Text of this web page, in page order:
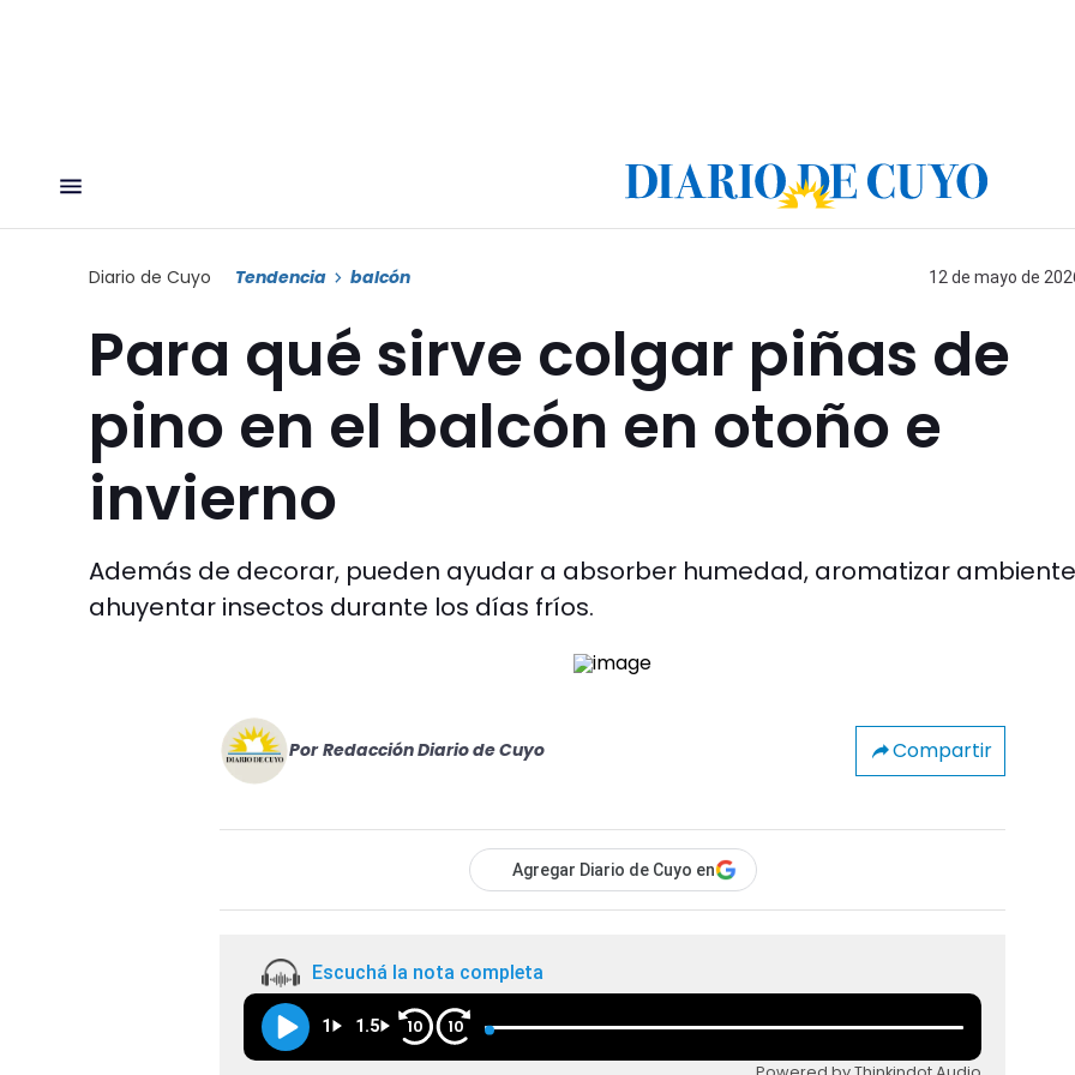
Diario de Cuyo Tendencia balcón 12 de mayo de
Para qué sirve colgar piñas de
pino en el balcón en otoño e
invierno
Además de decorar, pueden ayudar a absorber humedad, aromatizar
ahuyentar insectos durante los días fríos.
Por Redacción Diario de Cuyo Compartir
Agregar Diario de Cuyo en
Escuchá la nota completa
1 1.5 10 10